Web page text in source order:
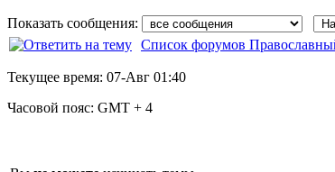
Показать сообщения:
Список форумов
Текущее время: 07-Авг 01:40
Часовой пояс: GMT + 4